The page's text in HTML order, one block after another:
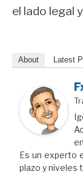
el lado legal
About Latest
Es un experto
plazo y niveles